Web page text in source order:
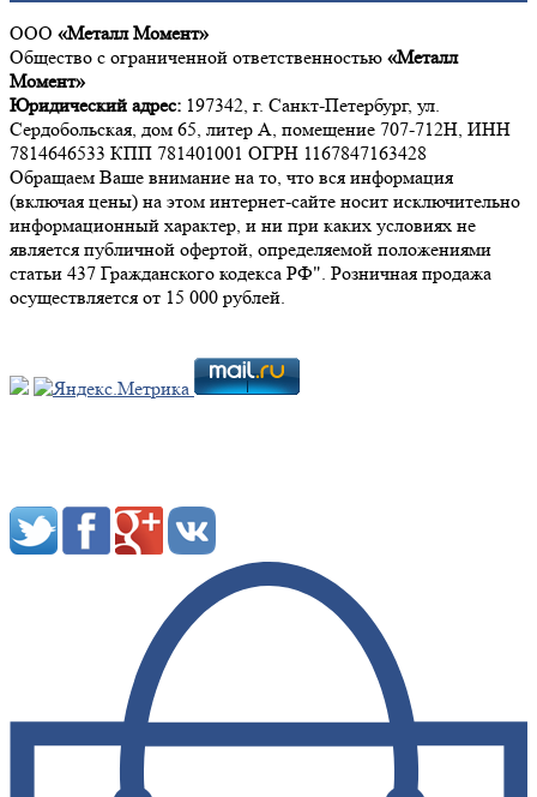
ООО «Металл Момент»
Общество с ограниченной ответственностью «Металл
Момент»
Юридический адрес: 197342, г. Санкт-Петербург, ул.
Сердобольская, дом 65, литер А, помещение 707-712Н, ИНН
7814646533 КПП 781401001 ОГРН 1167847163428
Обращаем Ваше внимание на то, что вся информация
(включая цены) на этом интернет-сайте носит исключительно
информационный характер, и ни при каких условиях не
является публичной офертой, определяемой положениями
статьи 437 Гражданского кодекса РФ". Розничная продажа
осуществляется от 15 000 рублей.